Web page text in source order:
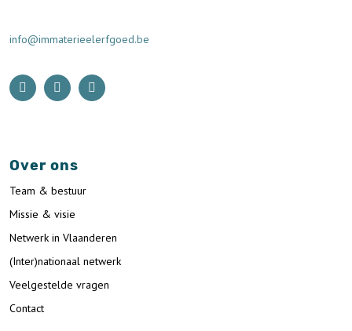
info@immaterieelerfgoed.be
Over ons
Team & bestuur
Missie & visie
Netwerk in Vlaanderen
(Inter)nationaal netwerk
Veelgestelde vragen
Contact